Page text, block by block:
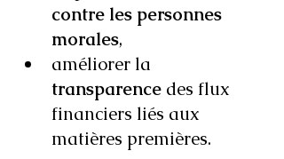
contre les personnes
morales,
améliorer la
transparence des flux
financiers liés aux
matières premières.